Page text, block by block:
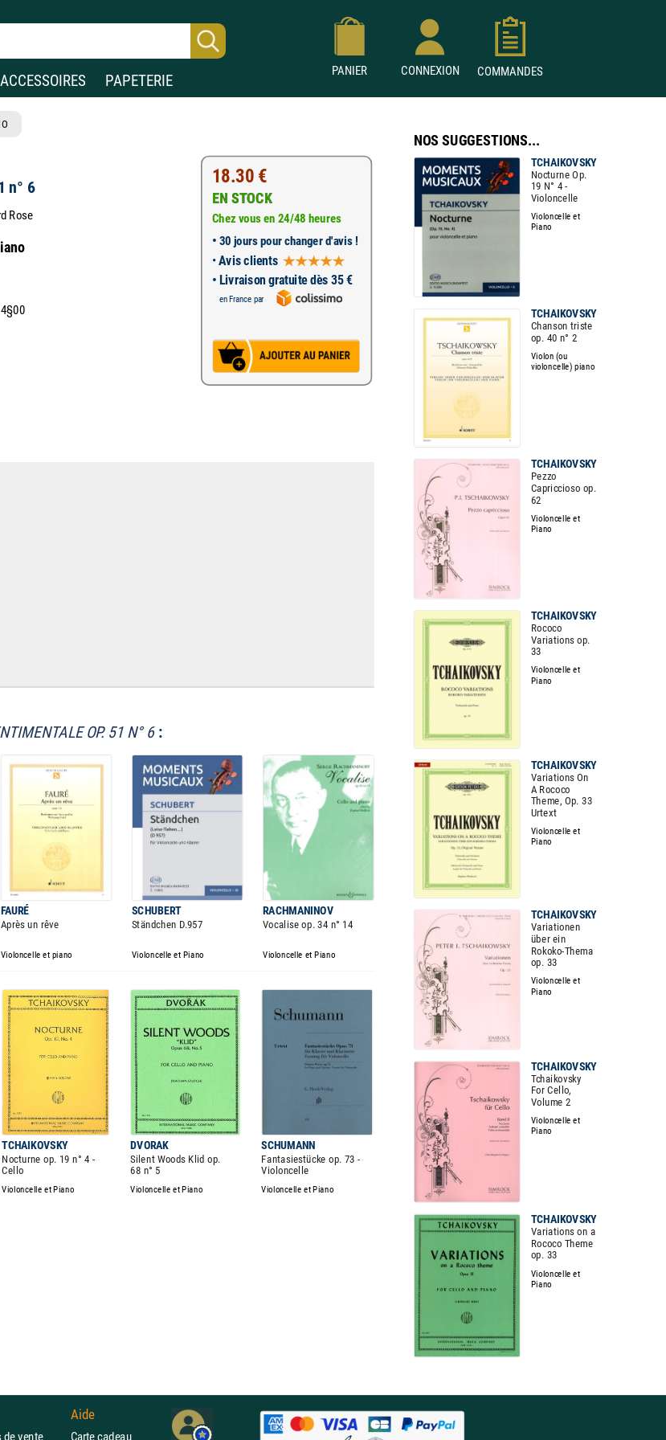
ACCESSOIRES PAPETERIE
PANIER CONNEXION COMMANDES
n° 6
Rose
18.30 €
EN STOCK
Chez vous en 24/48 heures
• 30 jours pour changer d'avis !
•Avis clients
• Livraison gratuite dès 35 €
en France par
OP. 51 N° 6:
FAURÉ SCHUBERT RACHMANINOV
Après un rêve Ständchen D.957 Vocalise op. 34 n° 14
Violoncelle et piano Violoncelle et Piano Violoncelle et Piano
TCHAIKOVSKY DVORAK SCHUMANN
Nocturne op. 19 n° 4 -
Cello
Silent Woods Klid op.
68 n° 5
Fantasiestücke op. 73 -
Violoncelle
Violoncelle et Piano Violoncelle et Piano Violoncelle et Piano
NOS SUGGESTIONS...
TCHAIKOVSKY
Nocturne Op.
19 N° 4 -
Violoncelle
Violoncelle et
Piano
TCHAIKOVSKY
Chanson triste
op. 40 n° 2
Violon (ou
violoncelle) piano
TCHAIKOVSKY
Pezzo
Capriccioso op.
62
Violoncelle et
Piano
TCHAIKOVSKY
Rococo
Variations op.
33
Violoncelle et
Piano
TCHAIKOVSKY
Variations On
A Rococo
Theme, Op. 33
Urtext
Violoncelle et
Piano
TCHAIKOVSKY
Variationen
über ein
Rokoko-Thema
op. 33
Violoncelle et
Piano
TCHAIKOVSKY
Tchaikovsky
For Cello,
Volume 2
Violoncelle et
Piano
TCHAIKOVSKY
Variations on a
Rococo Theme
op. 33
Violoncelle et
Piano
de vente
Aide
Carte cadeau